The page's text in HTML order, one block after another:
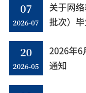
07
2026-07
关于网
批次）
20
2026-05
2026年6
通知